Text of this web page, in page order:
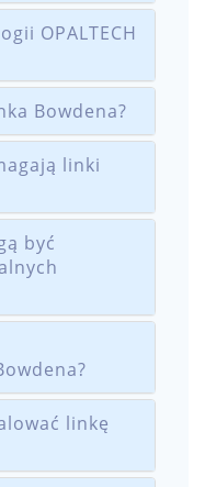
OPALTECH
Bowdena?
linki
być
linkę